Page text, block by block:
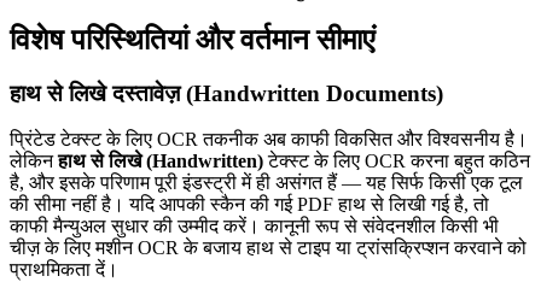
विशेष परिस्थितियां और वर्तमान सीमाएं
हाथ से लिखे दस्तावेज़ (Handwritten Documents)
प्रिंटेड टेक्स्ट के लिए OCR तकनीक अब काफी विकसित और विश्वसनीय है।
लेकिनहाथ से लिखे (Handwritten)टेक्स्ट के लिए OCR करना बहुत कठिन
है, और इसके परिणाम पूरी इंडस्ट्री में ही असंगत हैं — यह सिर्फ किसी एक टूल
की सीमा नहीं है। यदि आपकी स्कैन की गई PDF हाथ से लिखी गई है, तो
काफी मैन्युअल सुधार की उम्मीद करें। कानूनी रूप से संवेदनशील किसी भी
चीज़ के लिए मशीन OCR के बजाय हाथ से टाइप या ट्रांसक्रिप्शन करवाने को
प्राथमिकता दें।